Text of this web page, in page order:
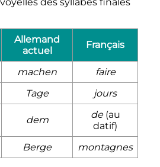
Allemand
actuel
Français
machen
faire
Tage jours
dem de(au
datif)
Berge montagnes